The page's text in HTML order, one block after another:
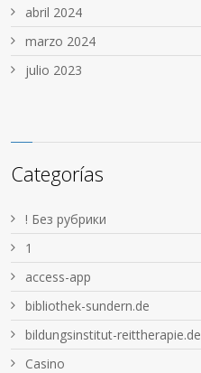
abril 2024
marzo 2024
julio 2023
Categorías
! Без рубрики
1
access-app
bibliothek-sundern.de
bildungsinstitut-reittherapie.de
Casino